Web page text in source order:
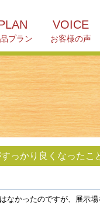
プラン
VOICE
お客様の声
っかり良くなったこ
なかったのですが、展示